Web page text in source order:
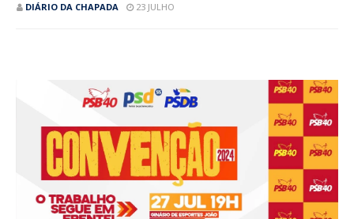
DIÁRIO DA CHAPADA 23 JULHO